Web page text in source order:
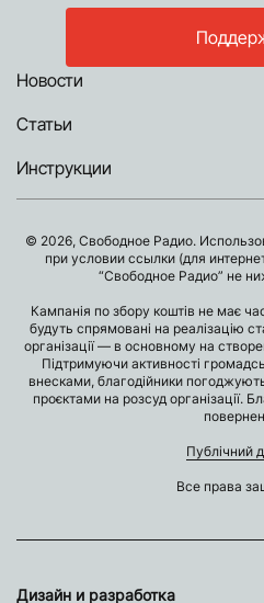
Новости
Статьи
Инструкции
© 2026, Свободное Радио.
при условии ссылки (для
“Свободное Радио” не
Кампанія по збору коштів не має
будуть спрямовані на реалізацію
організації — в основному на
Підтримуючи активності
внесками, благодійники
проєктами на розсуд організації.
Публічний
Все права
Дизайн и разработка